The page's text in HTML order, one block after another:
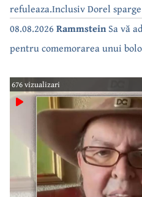
refuleaza.Inclusiv Dorel
bea apa de la robinet.Asta as
08.08.2026 RammsteinSa vă
pentru comemorarea unui
676 vizualizari